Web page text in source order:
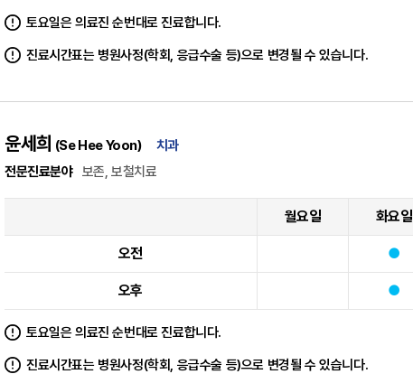
토요일은 의료진 순번대로 진료합니다.
진료시간표는 병원사정(학회, 응급수술 등)으로 변경될 수 있습니다.
윤세희 (Se Hee Yoon)
치과
전문진료분야 보존, 보철치료
월요일 화요일
오전
오후
토요일은 의료진 순번대로 진료합니다.
진료시간표는 병원사정(학회, 응급수술 등)으로 변경될 수 있습니다.